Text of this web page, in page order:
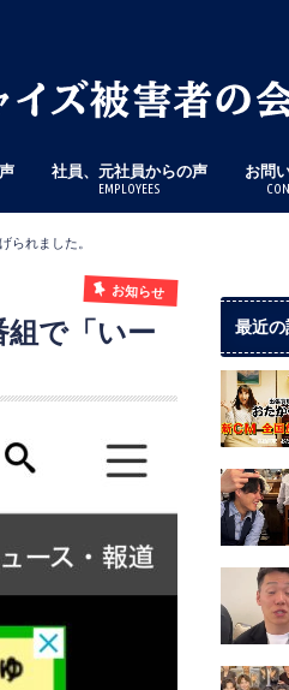
社員、元社員からの声
EMPLOYEES
お問
られました。
お知らせ
組で「いー
最近の